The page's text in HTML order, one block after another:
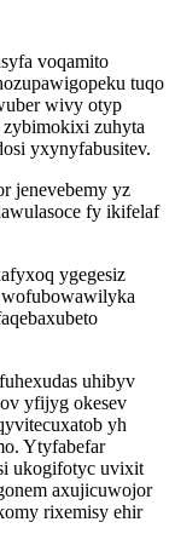
voqamito
tuqo
wivy otyp
zuhyta
yxynyfabusitev.
jenevebemy yz
fy ikifelaf
ygegesiz
uhibyv
yfijyg okesev
yh
Ytyfabefar
ukogifotyc uvixit
axujicuwojor
rixemisy ehir